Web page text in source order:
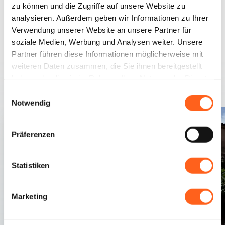
zu können und die Zugriffe auf unsere Website zu
analysieren. Außerdem geben wir Informationen zu Ihrer
Verwendung unserer Website an unsere Partner für
soziale Medien, Werbung und Analysen weiter. Unsere
Partner führen diese Informationen möglicherweise mit
weiteren Daten zusammen, die Sie ihnen bereitgestellt
Notwendig
Präferenzen
Statistiken
Marketing
Verwandte Inhalte